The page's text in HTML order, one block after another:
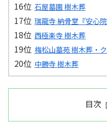
石屋墓園 樹木葬
瑞龍寺 納骨堂『安心院
西極楽寺 樹木葬
梅松山墓苑 樹木葬・
中勝寺 樹木葬
目次